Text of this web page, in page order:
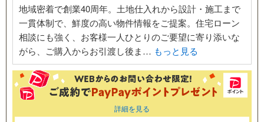
地域密着で創業40周年。土地仕入れから設計・施工まで
一貫体制で、鮮度の高い物件情報をご提案。住宅ローン
相談にも強く、お客様一人ひとりのご要望に寄り添いな
がら、ご購入からお引渡し後ま… もっと見る
詳細を見る